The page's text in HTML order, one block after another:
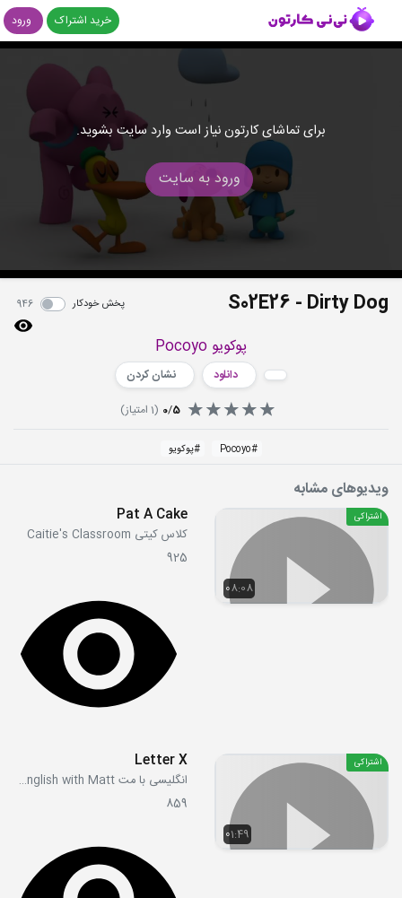
خرید اشتراک ورود
برای تماشای کارتون نیاز است وارد سایت بشوید.
ورود به سایت
S02E26 - Dirty Dog پخش خودکار 946
پوکویو Pocoyo
دانلود
نشان کردن
0/5
(
1 امتیاز)
#
Pocoyo
#پوکویو
ویدیوهای مشابه
08:08
اشتراکی Pat A Cake
کلاس کیتی Caitie's Classroom
925
01:49
اشتراکی Letter X
انگلیسی با مت Learn English with Matt
859